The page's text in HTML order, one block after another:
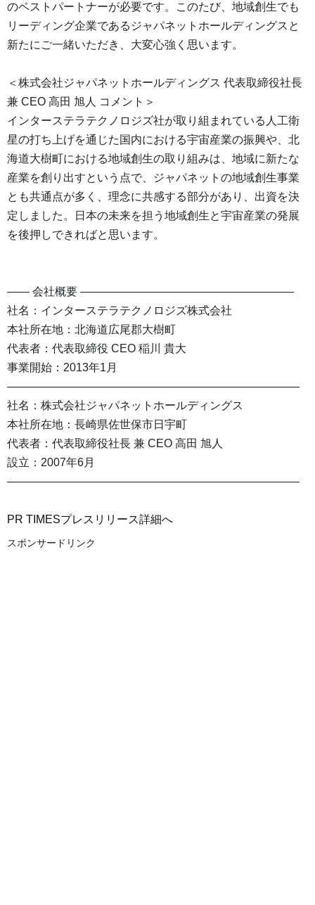
のベストパートナーが必要です。このたび、地域創生でも
リーディング企業であるジャパネットホールディングスと
新たにご一緒いただき、大変心強く思います。
＜株式会社ジャパネットホールディングス 代表取締役社長
兼 CEO 高田 旭人 コメント＞
インターステラテクノロジズ社が取り組まれている人工衛
星の打ち上げを通じた国内における宇宙産業の振興や、北
海道大樹町における地域創生の取り組みは、地域に新たな
産業を創り出すという点で、ジャパネットの地域創生事業
とも共通点が多く、理念に共感する部分があり、出資を決
定しました。日本の未来を担う地域創生と宇宙産業の発展
を後押しできればと思います。
―― 会社概要 ―――――――――――――――――――
社名：インターステラテクノロジズ株式会社
本社所在地：北海道広尾郡大樹町
代表者：代表取締役 CEO 稲川 貴大
事業開始：2013年1月
――――――――――――――――――――――――――
社名：株式会社ジャパネットホールディングス
本社所在地：長崎県佐世保市日宇町
代表者：代表取締役社長 兼 CEO 高田 旭人
設立：2007年6月
――――――――――――――――――――――――――
PR TIMESプレスリリース詳細へ
スポンサードリンク